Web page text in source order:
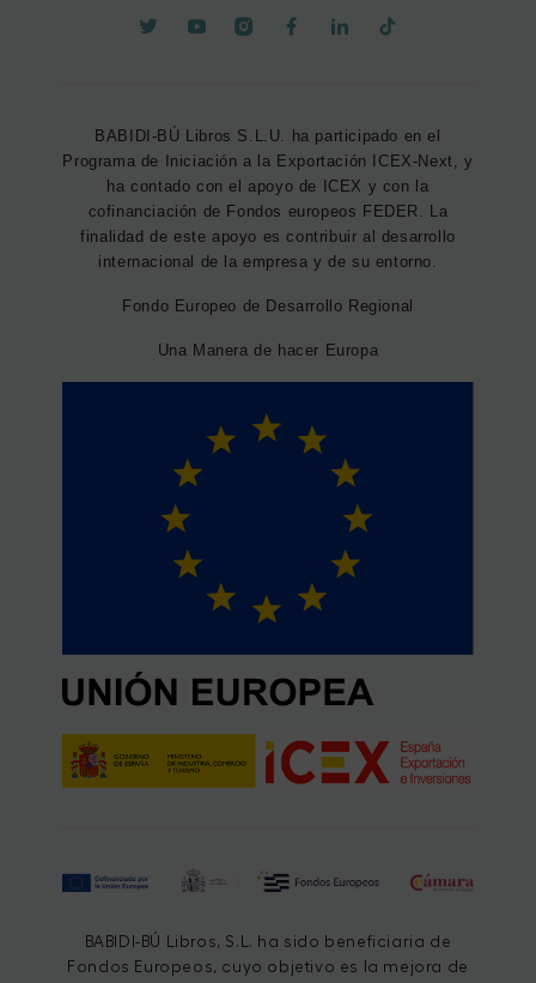
BABIDI-BÚ Libros S.L.U. ha participado en el
Programa de Iniciación a la Exportación ICEX-Next, y
ha contado con el apoyo de ICEX y con la
cofinanciación de Fondos europeos FEDER. La
finalidad de este apoyo es contribuir al desarrollo
internacional de la empresa y de su entorno.
Fondo Europeo de Desarrollo Regional
Una Manera de hacer Europa
BABIDI-BÚ Libros, S.L. ha sido beneficiaria de
Fondos Europeos, cuyo objetivo es la mejora de